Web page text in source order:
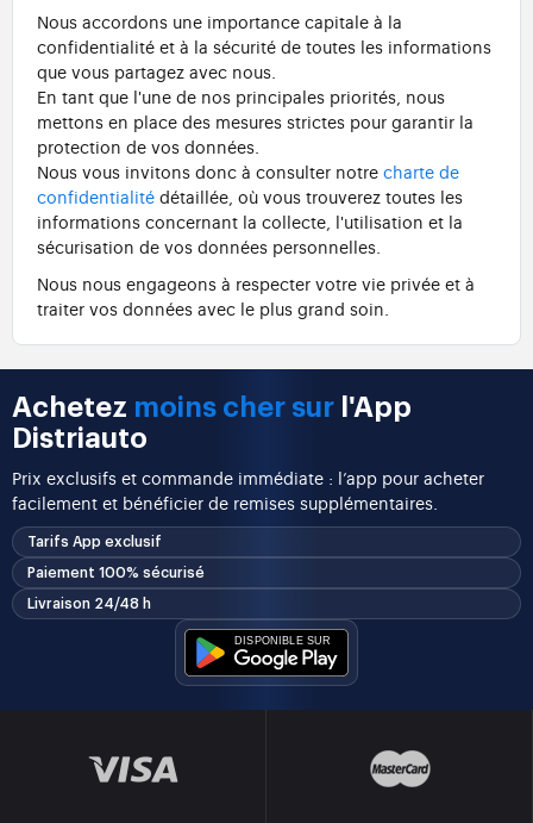
Nous accordons une importance capitale à la
confidentialité et à la sécurité de toutes les informations
que vous partagez avec nous.
En tant que l'une de nos principales priorités, nous
mettons en place des mesures strictes pour garantir la
protection de vos données.
Nous vous invitons donc à consulter notre charte de
confidentialité détaillée, où vous trouverez toutes les
informations concernant la collecte, l'utilisation et la
sécurisation de vos données personnelles.
Nous nous engageons à respecter votre vie privée et à
traiter vos données avec le plus grand soin.
Achetez moins cher sur l'App
Distriauto
Prix exclusifs et commande immédiate : l’app pour acheter
facilement et bénéficier de remises supplémentaires.
Tarifs App exclusif
Paiement 100% sécurisé
Livraison 24/48 h